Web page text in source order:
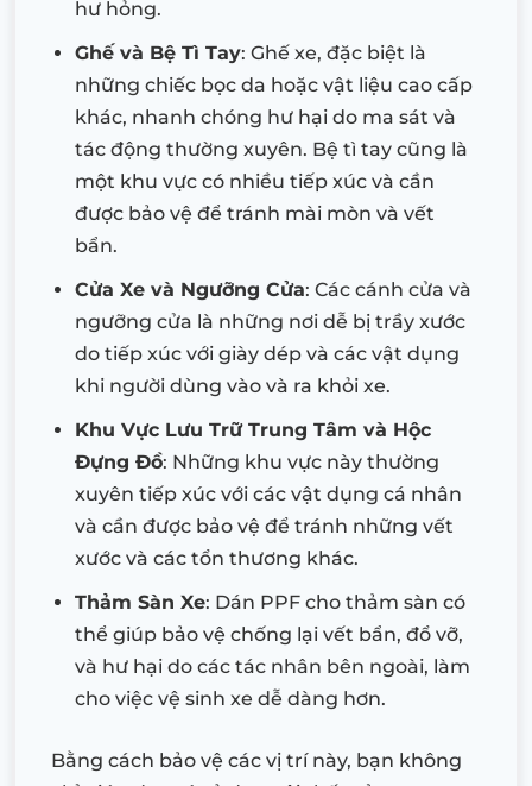
hư hỏng.
Ghế và Bệ Tì Tay: Ghế xe, đặc biệt là
những chiếc bọc da hoặc vật liệu cao cấp
khác, nhanh chóng hư hại do ma sát và
tác động thường xuyên. Bệ tì tay cũng là
một khu vực có nhiều tiếp xúc và cần
được bảo vệ để tránh mài mòn và vết
bẩn.
Cửa Xe và Ngưỡng Cửa: Các cánh cửa và
ngưỡng cửa là những nơi dễ bị trầy xước
do tiếp xúc với giày dép và các vật dụng
khi người dùng vào và ra khỏi xe.
Khu Vực Lưu Trữ Trung Tâm và Hộc
Đựng Đồ: Những khu vực này thường
xuyên tiếp xúc với các vật dụng cá nhân
và cần được bảo vệ để tránh những vết
xước và các tổn thương khác.
Thảm Sàn Xe: Dán PPF cho thảm sàn có
thể giúp bảo vệ chống lại vết bẩn, đổ vỡ,
và hư hại do các tác nhân bên ngoài, làm
cho việc vệ sinh xe dễ dàng hơn.
Bằng cách bảo vệ các vị trí này, bạn không